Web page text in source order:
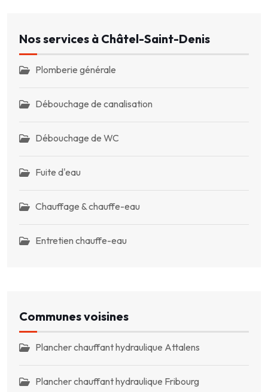
Nos services à Châtel-Saint-Denis
Plomberie générale
Débouchage de canalisation
Débouchage de WC
Fuite d'eau
Chauffage & chauffe-eau
Entretien chauffe-eau
Communes voisines
Plancher chauffant hydraulique Attalens
Plancher chauffant hydraulique Fribourg